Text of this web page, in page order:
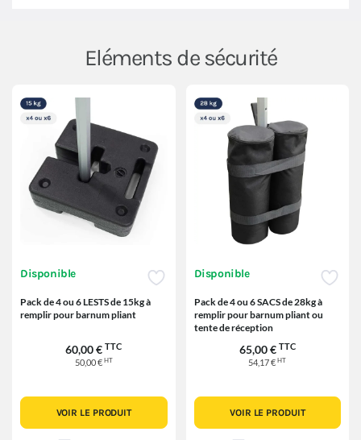
Eléments de sécurité
Disponible
Pack de 4 ou 6 LESTS de 15kg à
remplir pour barnum pliant
60,00 € TTC
50,00 € HT
VOIR LE PRODUIT
Disponible
Pack de 4 ou 6 SACS de 28kg à
remplir pour barnum pliant ou
tente de réception
65,00 € TTC
54,17 €HT
VOIR LE PRODUIT